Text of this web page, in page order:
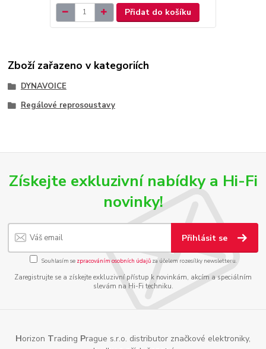
Přidat do košíku
Zboží zařazeno v kategoriích
DYNAVOICE
Regálové reprosoustavy
Získejte exkluzivní nabídky a Hi-Fi
novinky!
Přihlásit se
Souhlasím se zpracováním osobních údajůza účelem rozesílky newsletteru.
Zaregistrujte se a získejte exkluzivní přístup k novinkám, akcím a speciálním
slevám na Hi-Fi techniku.
Horizon Trading Prague s.r.o. distributor značkové elektroniky,